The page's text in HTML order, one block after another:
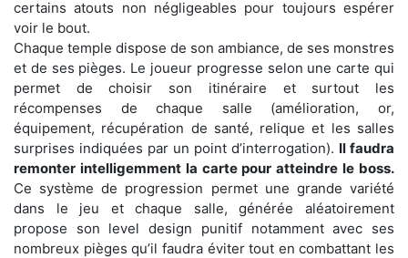
certains atouts non négligeables pour toujours espérer
voir le bout.
Chaque temple dispose de son ambiance, de ses monstres
et de ses pièges. Le joueur progresse selon une carte qui
permet de choisir son itinéraire et surtout les
récompenses de chaque salle (amélioration, or,
équipement, récupération de santé, relique et les salles
surprises indiquées par un point d’interrogation). Il faudra
remonter intelligemment la carte pour atteindre le boss.
Ce système de progression permet une grande variété
dans le jeu et chaque salle, générée aléatoirement
propose son level design punitif notamment avec ses
nombreux pièges qu’il faudra éviter tout en combattant les